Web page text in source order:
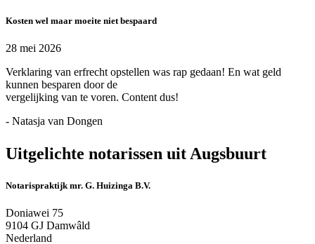
Kosten wel maar moeite niet bespaard
28 mei 2026
Verklaring van erfrecht opstellen was rap gedaan! En wat geld
kunnen besparen door de
vergelijking van te voren. Content dus!
- Natasja van Dongen
Uitgelichte notarissen uit Augsbuurt
Notarispraktijk mr. G. Huizinga B.V.
Doniawei 75
9104 GJ Damwâld
Nederland